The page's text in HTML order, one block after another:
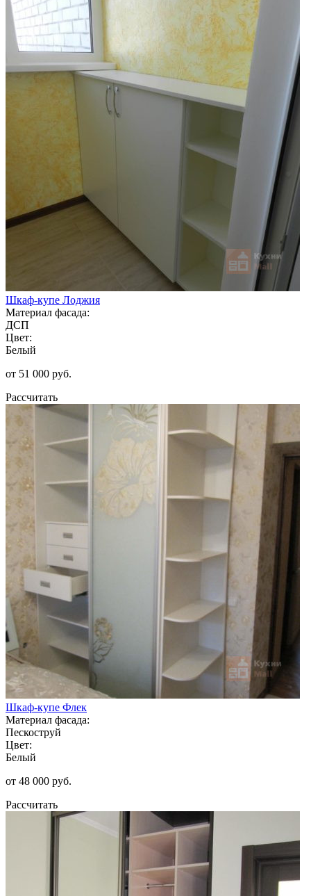
Шкаф-купе Лоджия
Материал фасада:
ДСП
Цвет:
Белый
от 51 000 руб.
Рассчитать
Шкаф-купе Флек
Материал фасада:
Пескоструй
Цвет:
Белый
от 48 000 руб.
Рассчитать